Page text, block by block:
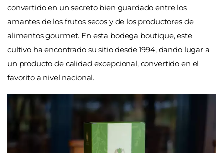
convertido en un secreto bien guardado entre los
amantes de los frutos secos y de los productores de
alimentos gourmet. En esta bodega boutique, este
cultivo ha encontrado su sitio desde 1994, dando lugar a
un producto de calidad excepcional, convertido en el
favorito a nivel nacional.